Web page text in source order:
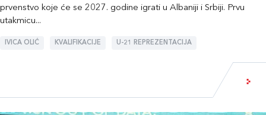
prvenstvo koje će se 2027. godine igrati u Albaniji i Srbiji. Prvu
utakmicu...
IVICA OLIĆ KVALIFIKACIJE U-21 REPREZENTACIJA